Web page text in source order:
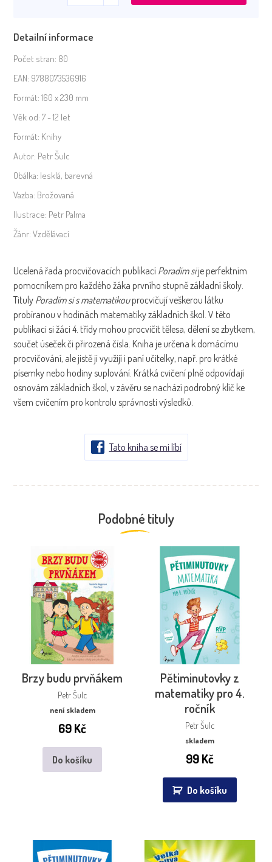
4.
ročník
Detailní informace
Počet stran: 80
EAN: 9788073536916
Formát: 160 x 230 mm
Věk od: 7 - 12 let
Formát: Knihy
Autor: Petr Šulc
Obálka: lesklá, barevná
Vazba: Brožovaná
Ilustrace: Petr Palma
Žánr: Vzdělávací
Ucelená řada procvičovacích publikací Poradím sije perfektním
pomocníkem pro každého žáka prvního stupně základní školy.
Tituly Poradím si s matematikouprocvičují veškerou látku
probíranou v hodinách matematiky základních škol. V této
publikaci si žáci 4. třídy mohou procvičit tělesa, dělení se zbytkem,
součet úseček či přirozená čísla. Kniha je určena k domácímu
procvičování, ale jistě ji využijí i paní učitelky, např. pro krátké
písemky nebo hodiny suplování. Krátká cvičení plně odpovídají
osnovám základních škol, v závěru se nachází podrobný klíč ke
všem cvičením pro kontrolu správnosti výsledků.
Tato kniha se mi líbí
Podobné tituly
Brzy budu prvňákem
Petr Šulc
není skladem
69Kč
Do košíku
Pětiminutovky z
matematiky pro 4.
ročník
Petr Šulc
skladem
99Kč
Do košíku